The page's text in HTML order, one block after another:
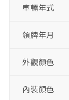
車輛年式
領牌年月
外觀顏色
內裝顏色